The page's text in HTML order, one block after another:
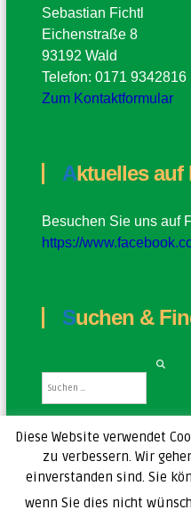
Sebastian Fichtl
Eichenstraße 8
93192 Wald
Telefon: 0171 9342816
Zum Kontaktformular
Aktuelles
Besuchen Sie uns auf
https://
Suchen &
c
h
n
n
c
h
S
e
Diese Website verwendet
zu verbessern. Wir
einverstanden sind. Sie
wenn Sie dies nicht